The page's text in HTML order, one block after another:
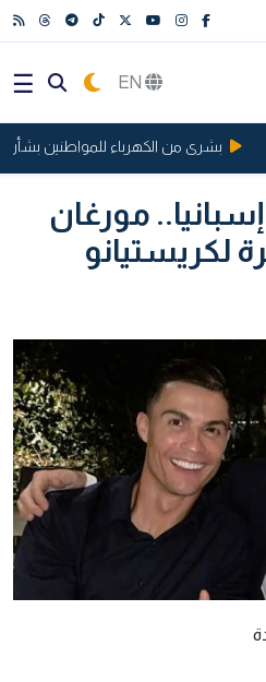
بشرى من الكهرباء للمواطنين بشأن
مورغان
لكريستيانو